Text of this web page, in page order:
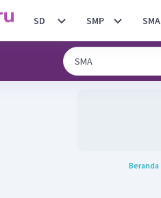
SD SMP SMA
Beranda